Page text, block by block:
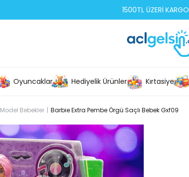
1500TL ÜZERİ
Oyuncaklar Hediyelik Ürünler Kırtasiye
Model Bebekler Barbie Extra Pembe Örgü Saçlı Bebek Gxf09